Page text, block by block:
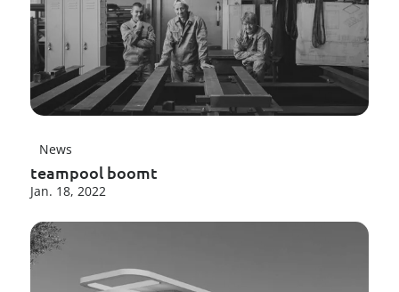
News
teampool boomt
Jan. 18, 2022